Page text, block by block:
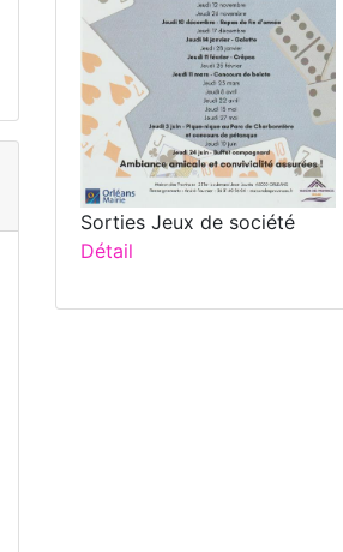
Sorties Jeux de société
Détail